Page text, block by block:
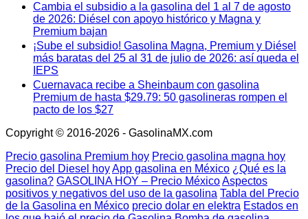
Cambia el subsidio a la gasolina del 1 al 7 de agosto
de 2026: Diésel con apoyo histórico y Magna y
Premium bajan
¡Sube el subsidio! Gasolina Magna, Premium y Diésel
más baratas del 25 al 31 de julio de 2026: así queda el
IEPS
Cuernavaca recibe a Sheinbaum con gasolina
Premium de hasta $29.79: 50 gasolineras rompen el
pacto de los $27
Copyright © 2016-2026 - GasolinaMX.com
Precio gasolina Premium hoy Precio gasolina magna hoy
Precio del Diesel hoyApp gasolina en México ¿Qué es la
gasolina? GASOLINA HOY – Precio MéxicoAspectos
positivos y negativos del uso de la gasolina Tabla del Precio
de la Gasolina en México precio dolar en elektra Estados en